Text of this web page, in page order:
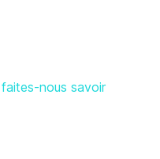
faites-nous savoir